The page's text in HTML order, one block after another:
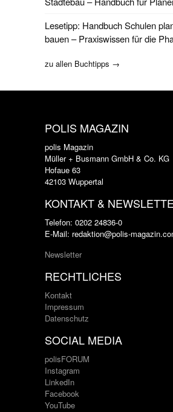
Lesetipp: Handbuch Schulen
bauen – Praxiswissen für die
zu allen Buchtipps →
POLIS MAGAZIN
polis Magazin
Müller + Busmann GmbH & Co. KG
Hofaue 63
42103 Wuppertal
KONTAKT &
Telefon: 0202 24836-0
E-Mail: redaktion@polis-
Newsletter
RECHTLICHES
Kontakt
Impressum
Datenschutz
SOCIAL MEDIA
polisFORUM
Instagram
LinkedIn
Facebook
YouTube